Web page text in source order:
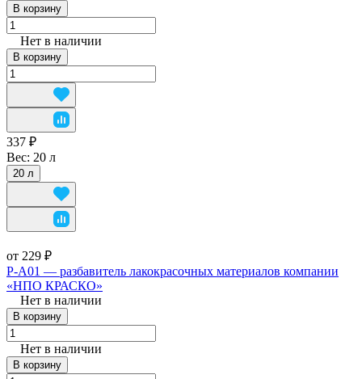
В корзину
Нет в наличии
В корзину
337 ₽
Вес: 20 л
20 л
от 229 ₽
Р-А01 — разбавитель лакокрасочных материалов компании
«НПО КРАСКО»
Нет в наличии
В корзину
Нет в наличии
В корзину